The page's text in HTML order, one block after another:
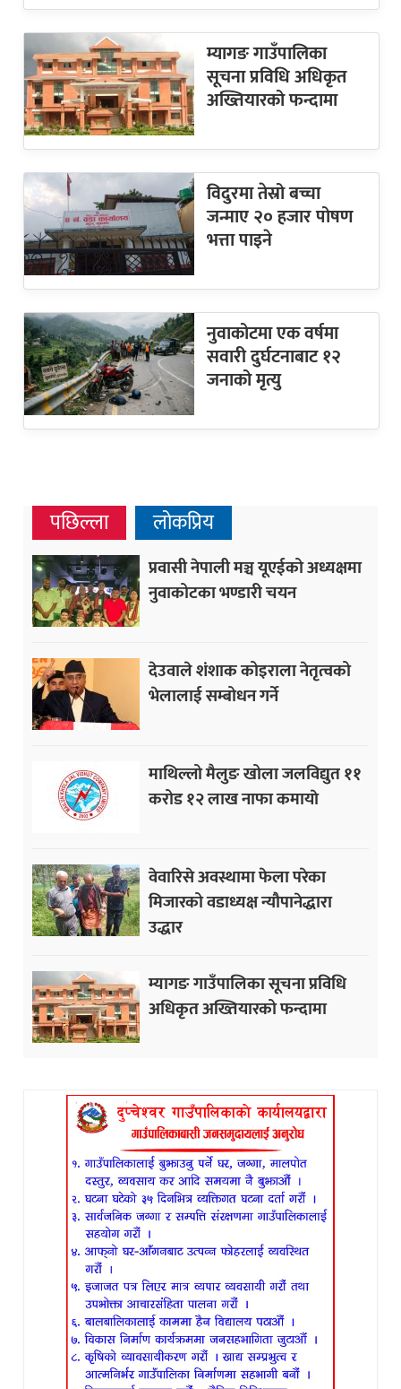
म्यागङ गाउँपालिका
सूचना प्रविधि अधिकृत
अख्तियारको फन्दामा
विदुरमा तेस्रो बच्चा
जन्माए २० हजार पोषण
भत्ता पाइने
नुवाकोटमा एक वर्षमा
सवारी दुर्घटनाबाट १२
जनाको मृत्यु
पछिल्ला लोकप्रिय
प्रवासी नेपाली मञ्च यूएईको अध्यक्षमा
नुवाकोटका भण्डारी चयन
देउवाले शंशाक कोइराला नेतृत्वको
भेलालाई सम्बोधन गर्ने
माथिल्लो मैलुङ खोला जलविद्युत ११
करोड १२ लाख नाफा कमायाे
वेवारिसे अवस्थामा फेला परेका
मिजारको वडाध्यक्ष न्यौपानेद्धारा
उद्धार
म्यागङ गाउँपालिका सूचना प्रविधि
अधिकृत अख्तियारको फन्दामा